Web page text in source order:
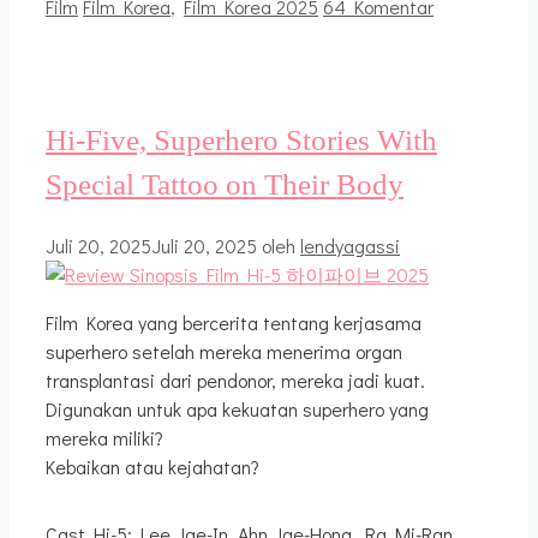
Film Film Korea, Film Korea 2025 64 Komentar
Hi-Five, Superhero Stories With
Special Tattoo on Their Body
Juli 20, 2025Juli 20, 2025 oleh lendyagassi
Film Korea yang bercerita tentang kerjasama
superhero setelah mereka menerima organ
transplantasi dari pendonor, mereka jadi kuat.
Digunakan untuk apa kekuatan superhero yang
mereka miliki?
Kebaikan atau kejahatan?